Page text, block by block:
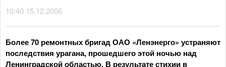
10:40 15.12.2006
Более 70 ремонтных бригад ОАО «Ленэнерго» устраняют
последствия урагана, прошедшего этой ночью над
Ленинградской областью. В результате стихии в